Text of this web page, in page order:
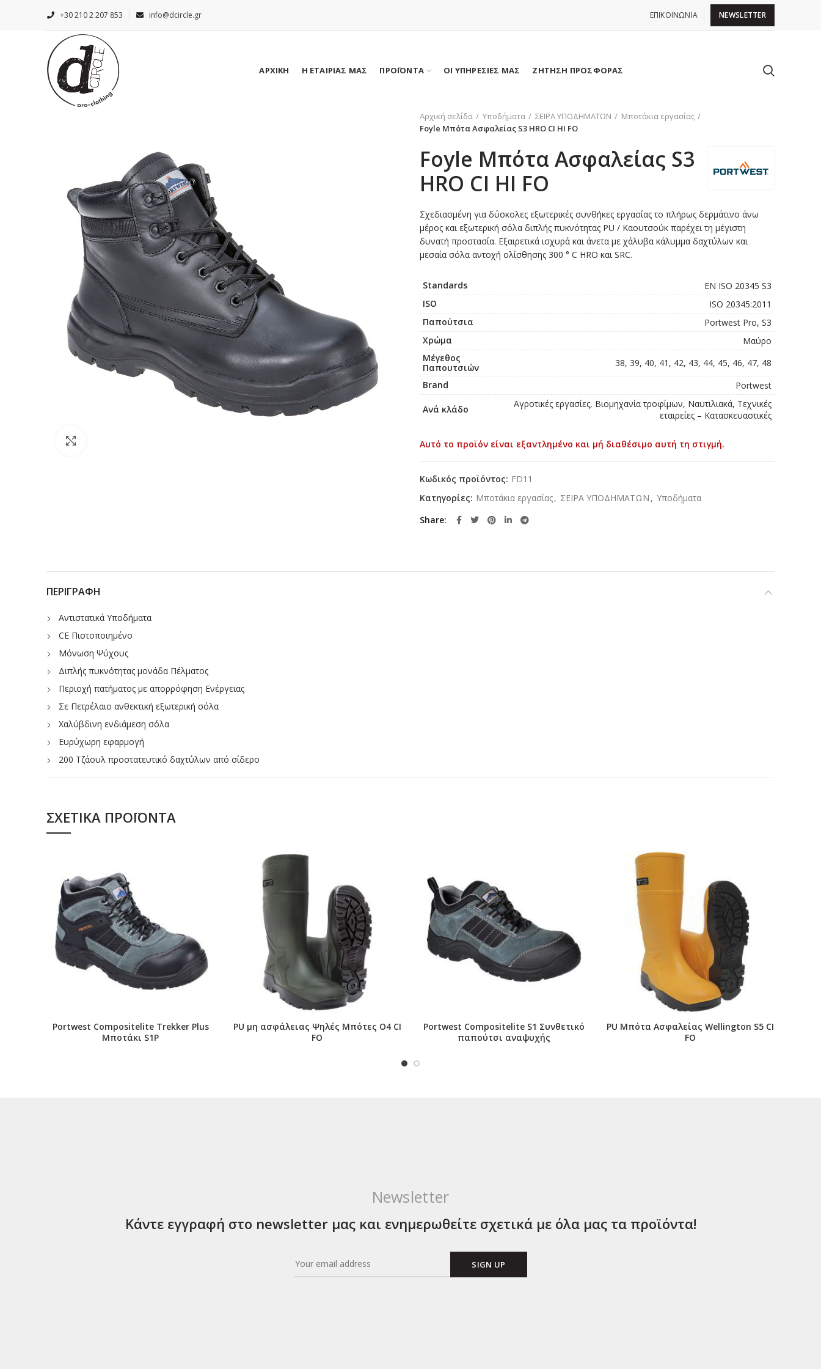
+30 210 2 207 853 info@dcircle.gr ΕΠΙΚΟΙΝΩΝΙΑ NEWSLETTER
ΑΡΧΙΚΗ Η ΕΤΑΙΡΙΑΣ ΜΑΣ ΠΡΟΪΟΝΤΑ ΟΙ ΥΠΗΡΕΣΙΕΣ ΜΑΣ ΖΗΤΗΣΗ ΠΡΟΣΦΟΡΑΣ
Αρχική σελίδα Υποδήματα ΣΕΙΡΑ ΥΠΟΔΗΜΑΤΩΝ
Μποτάκια εργασίας
Foyle Μπότα Ασφαλείας S3 HRO CI HI FO
Foyle Μπότα Ασφαλείας S3
HRO CI HI FO
Σχεδιασμένη για δύσκολες εξωτερικές συνθήκες εργασίας το πλήρως δερμάτινο άνω
μέρος και εξωτερική σόλα διπλής πυκνότητας PU / Καουτσούκ παρέχει τη μέγιστη
δυνατή προστασία. Εξαιρετικά ισχυρά και άνετα με χάλυβα κάλυμμα δαχτύλων και
μεσαία σόλα αντοχή ολίσθησης 300 ° C HRO και SRC.
Standards
EN ISO 20345 S3
ISO
ISO 20345:2011
Παπούτσια
Portwest Pro, S3
Χρώμα
Μαύρο
Μέγεθος
Παπουτσιών
38, 39, 40, 41, 42, 43, 44, 45, 46, 47, 48
Brand
Portwest
Ανά κλάδο
Αγροτικές εργασίες, Βιομηχανία τροφίμων, Ναυτιλιακά, Τεχνικές
εταιρείες – Κατασκευαστικές
Αυτό το προϊόν είναι εξαντλημένο και μή διαθέσιμο αυτή τη στιγμή.
Κωδικός προϊόντος: FD11
Κατηγορίες: Μποτάκια εργασίας, ΣΕΙΡΑ ΥΠΟΔΗΜΑΤΩΝ , Υποδήματα
Share
ΠΕΡΙΓΡΑΦΉ
Αντιστατικά Υποδήματα
CE Πιστοποιημένο
Μόνωση Ψύχους
Διπλής πυκνότητας μονάδα Πέλματος
Περιοχή πατήματος με απορρόφηση Ενέργειας
Σε Πετρέλαιο ανθεκτική εξωτερική σόλα
Χαλύβδινη ενδιάμεση σόλα
Ευρύχωρη εφαρμογή
200 Τζάουλ προστατευτικό δαχτύλων από σίδερο
DESMA
Αναπνέον και Υγροαπωθητικό Ύφασμα
Αποψιλωμένο δέρμα στο πάνω μέρος
Θερμομόνωση
ΣΧΕΤΙΚΆ ΠΡΟΪΌΝΤΑ
Portwest Compositelite Trekker Plus
Μποτάκι S1P
PU μη ασφάλειας Ψηλές Μπότες O4 CI
FO
Portwest Compositelite S1 Συνθετικό
παπούτσι αναψυχής
PU Μπότα Ασφαλείας Wellington S5 CI
FO
Newsletter
Κάντε εγγραφή στο newsletter μας και ενημερωθείτε σχετικά με όλα μας τα προϊόντα!